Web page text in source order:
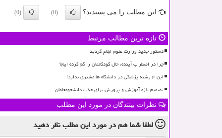
این مطلب را می پسندید؟ (0)
(0)
تازه ترین مطالب مرتبط
دستور جدید وزارت علوم ابلاغ گردید
چرا در اضطراب آینده، حال کودکانمان را گم کرده ایم؟
این ۳ رشته پزشکی در دانشگاه ها مشتری ندارد!
تصمیم تازه آموزش و پرورش برای جذب دانشجومعلمان
نظرات بینندگان در مورد این مطلب
لطفا شما همدر مورد این مطلبنظر دهید